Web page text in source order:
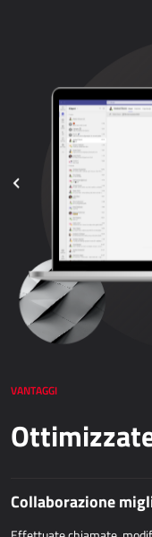
Dynamics 365 Business
Power MES
Power Display
Netronic - VAPS
APPROVVIGIONAMENTO
Dynamics 365 Business
Kepion
GESTIONE MAGAZZINO E
Power Logistics
AllForFieldService
AllForFieldSales
VANTAGGI
Collaborazione